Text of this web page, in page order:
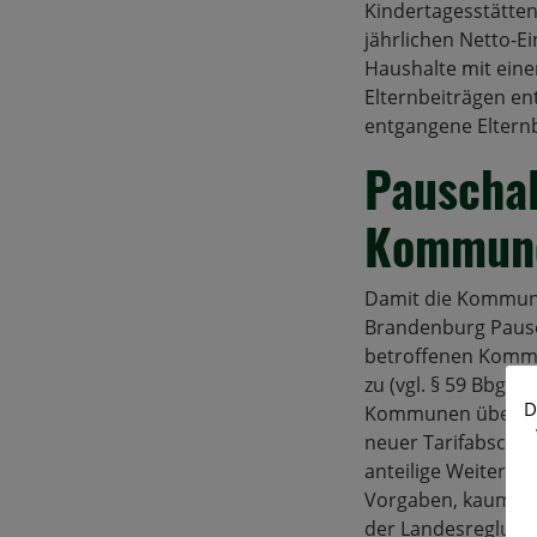
jährlichen Netto-
Haushalte mit
Elternbeiträgen
entgangene
Damit die
Brandenburg
betroffenen
zu (vgl. § 59
Kommunen über
neuer
anteilige
Vorgaben, kaum
der